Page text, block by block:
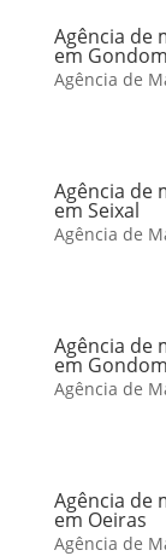
Agência de
em
Agência de
Agência de
em Seixal
Agência de
Agência de
em
Agência de
Agência de
em Oeiras
Agência de